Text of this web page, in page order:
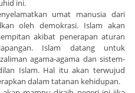
ini.
umat manusia dari
oleh demokrasi. Islam akan
akibat penerapan aturan
Islam datang untuk
agama-agama dan sistem-
Islam. Hal itu akan terwujud
dalam tatanan kehidupan.